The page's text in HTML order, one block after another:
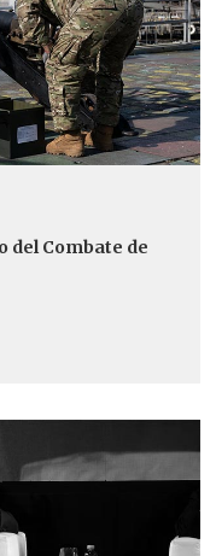
del Combate de